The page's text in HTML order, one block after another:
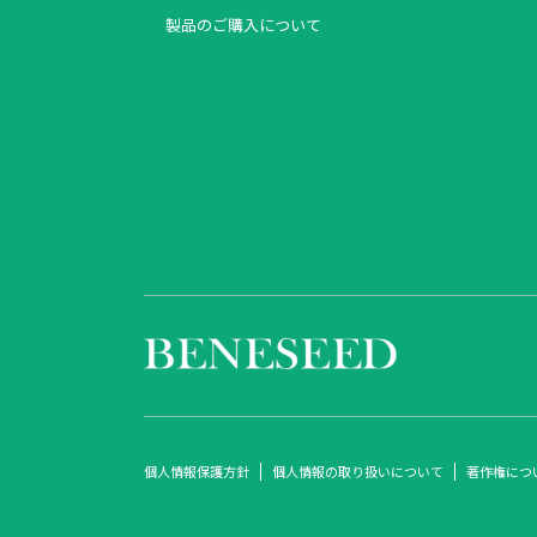
製品のご購入について
個人情報保護方針 個人情報の取り扱いについて 著作権につ